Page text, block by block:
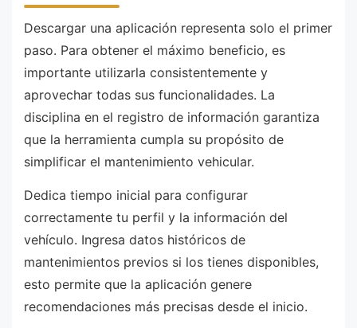
Descargar una aplicación representa solo el primer
paso. Para obtener el máximo beneficio, es
importante utilizarla consistentemente y
aprovechar todas sus funcionalidades. La
disciplina en el registro de información garantiza
que la herramienta cumpla su propósito de
simplificar el mantenimiento vehicular.
Dedica tiempo inicial para configurar
correctamente tu perfil y la información del
vehículo. Ingresa datos históricos de
mantenimientos previos si los tienes disponibles,
esto permite que la aplicación genere
recomendaciones más precisas desde el inicio.